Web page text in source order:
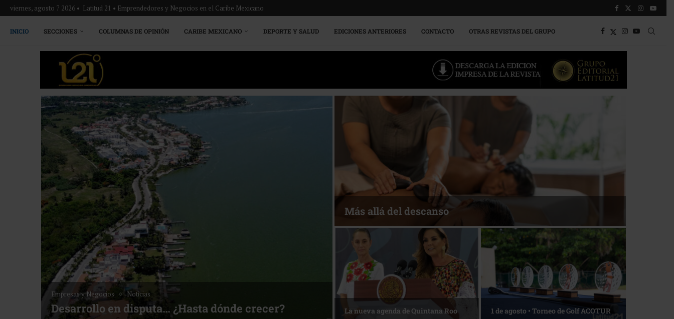
viernes, agosto 7 2026 • Latitud 21 • Emprendedores y Negocios en el Caribe Mexicano
INICIO SECCIONES COLUMNAS DE OPINIÓN CARIBE MEXICANO DEPORTE Y SALUD EDICIONES ANTERIORES CONTACTO OTRAS REVISTAS DEL GRUPO
Empresas y Negocios Noticias
Desarrollo en disputa… ¿Hasta dónde crecer?
Más allá del descanso
La nueva agenda de Quintana Roo 1 de agosto • Torneo de Golf ACOTUR